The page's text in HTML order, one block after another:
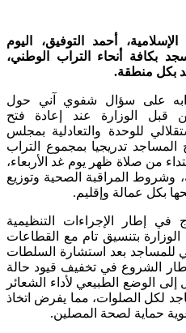
أحمد التوفيق، اليوم
أنه سيتم فتح 5000 مسجد بكافة أنحاء التراب الوطني،
بكل منطقة.
على سؤال شفوي آني حول
من قبل الوزارة عند إعادة فتح
للوحدة والتعادلية بمجلس
المساجد تدريجيا بمجموع التراب
من صلاة ظهر يوم غد الأربعاء،
وشروط المراقبة الصحية وتوزيع
بكل عمالة وإقليم.
في إطار الإجراءات التنظيمية
الوزارة بتنسيق تام مع القطاعات
للمساجد بعد استشارة السلطات
إطار الشروع في تخفيف قيود حالة
إلى الوضع الطبيعي لأداء الشعائر
لكل الصلوات، مما يفرض اتخاذ
حماية لصحة المصلين.